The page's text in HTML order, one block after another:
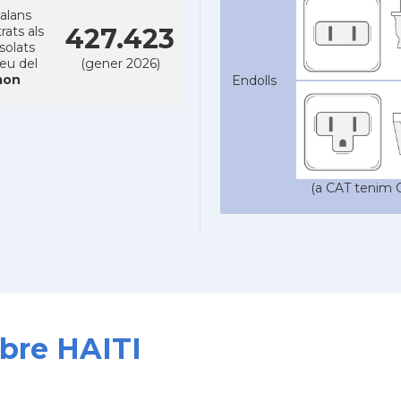
als
del
427.423
(gener 2026)
Endolls
(a CAT tenim
HAITI